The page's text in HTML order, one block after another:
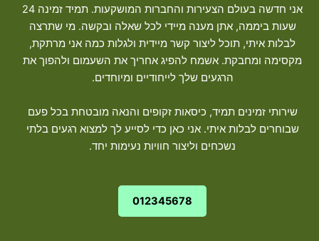
אני חדשה בעולם הצעירות והחברות המושקעות. תמיד זמינה 24
שעות ביממה, אתן מענה מיידי לכל שאלה ובקשה. מי שתרצה
לבלות איתי, תוכל ליצור קשר מיידית ולגלות כמה אני מרתקת,
מקסימה ומחבקת. אשמח להפיג אחריך את השעמום ולהפוך את
הרגעים שלך לייחודיים ומיוחדים.
שירותי זמינים תמיד, כיסאות זקופים והנאה מובטחת בכל פעם
שבוחרים לבלות איתי. אני כאן כדי לסייע לך למצוא רגעים בלתי
נשכחים וליצור חוויות נעימות יחד.
012345678